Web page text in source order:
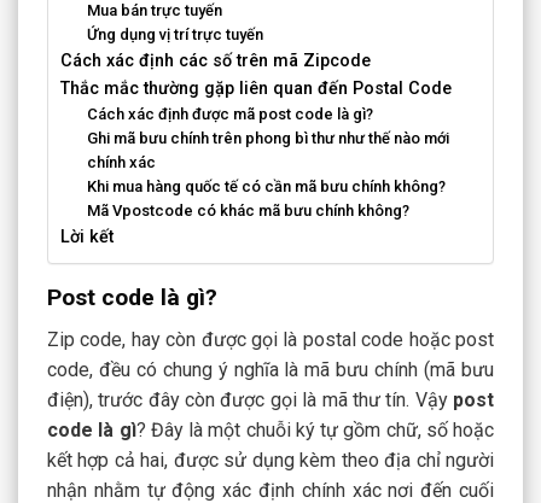
Mua bán trực tuyến
Ứng dụng vị trí trực tuyến
Cách xác định các số trên mã Zipcode
Thắc mắc thường gặp liên quan đến Postal Code
Cách xác định được mã post code là gì?
Ghi mã bưu chính trên phong bì thư như thế nào mới
chính xác
Khi mua hàng quốc tế có cần mã bưu chính không?
Mã Vpostcode có khác mã bưu chính không?
Lời kết
Post code là gì?
Zip code, hay còn được gọi là postal code hoặc post
code, đều có chung ý nghĩa là mã bưu chính (mã bưu
điện), trước đây còn được gọi là mã thư tín. Vậy post
code là gì? Đây là một chuỗi ký tự gồm chữ, số hoặc
kết hợp cả hai, được sử dụng kèm theo địa chỉ người
nhận nhằm tự động xác định chính xác nơi đến cuối